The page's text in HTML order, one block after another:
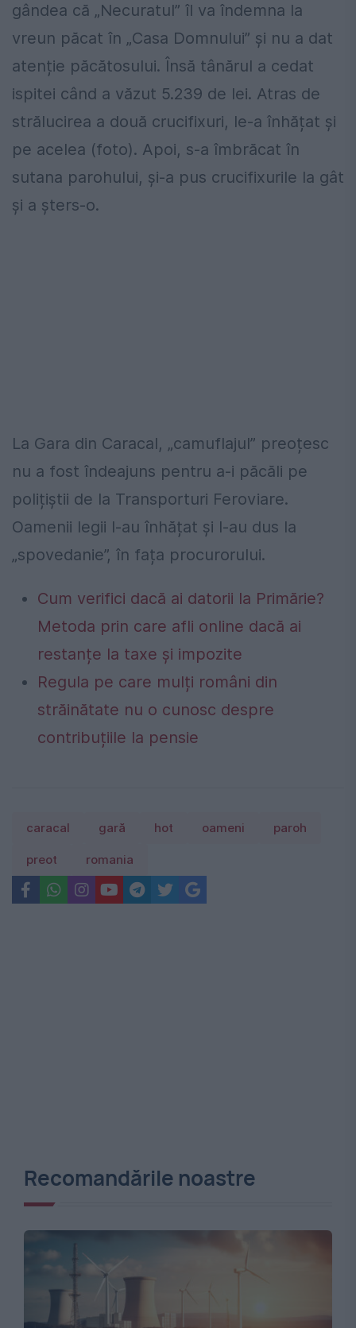
gândea că „Necuratul” îl va îndemna la
vreun păcat în „Casa Domnului” și nu a dat
atenție păcătosului. Însă tânărul a cedat
ispitei când a văzut 5.239 de lei. Atras de
strălucirea a două crucifixuri, le-a înhățat și
pe acelea (foto). Apoi, s-a îmbrăcat în
sutana parohului, și-a pus crucifixurile la gât
și a șters-o.
La Gara din Caracal, „camuflajul” preoțesc
nu a fost îndeajuns pentru a-i păcăli pe
polițiștii de la Transporturi Feroviare.
Oamenii legii l-au înhățat și l-au dus la
„spovedanie”, în fața procurorului.
Cum verifici dacă ai datorii la Primărie?
Metoda prin care afli online dacă ai
restanțe la taxe și impozite
Regula pe care mulți români din
străinătate nu o cunosc despre
contribuțiile la pensie
caracal gară hot oameni paroh
preot romania
Recomandările noastre